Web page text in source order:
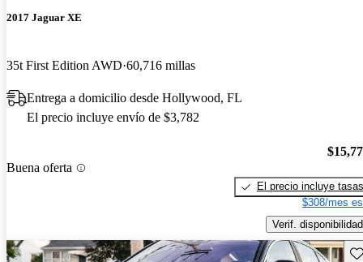
2017 Jaguar XE
35t First Edition AWD 60,716 millas
Entrega a domicilio desde Hollywood, FL
El precio incluye envío de $3,782
Buena oferta
El precio incluye tasas
$308/mes
Verif. disponibilidad